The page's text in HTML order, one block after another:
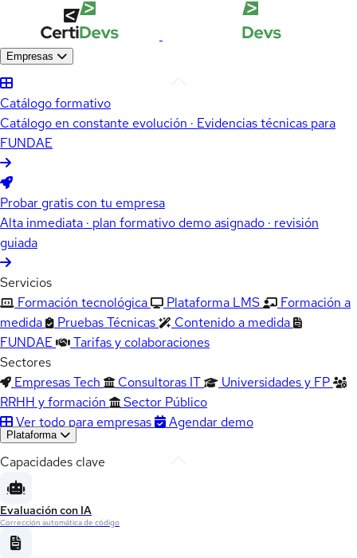
Empresas
Catálogo formativo
Catálogo en constante evolución · Evidencias técnicas para
FUNDAE
Probar gratis con tu empresa
Alta inmediata · plan formativo demo asignado · revisión
guiada
Servicios
Formación tecnológica
Plataforma LMS
Formación a
medida
Pruebas Técnicas
Contenido a medida
FUNDAE
Tarifas y colaboraciones
Sectores
Empresas Tech
Consultoras IT
Universidades y FP
RRHH y formación
Sector Público
Ver todo para empresas
Agendar demo
Plataforma
Capacidades clave
Evaluación con IA
Corrección automática de código